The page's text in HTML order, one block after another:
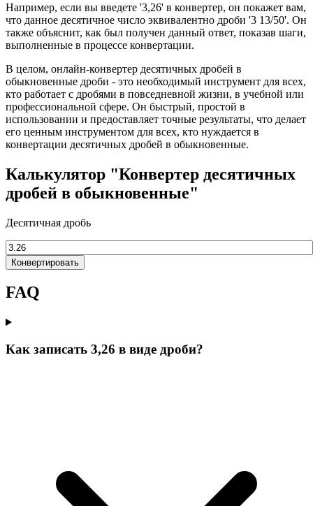
Например, если вы введете '3,26' в конвертер, он покажет вам,
что данное десятичное число эквивалентно дроби '3 13/50'. Он
также объяснит, как был получен данный ответ, показав шаги,
выполненные в процессе конвертации.
В целом, онлайн-конвертер десятичных дробей в
обыкновенные дроби - это необходимый инструмент для всех,
кто работает с дробями в повседневной жизни, в учебной или
профессиональной сфере. Он быстрый, простой в
использовании и предоставляет точные результаты, что делает
его ценным инструментом для всех, кто нуждается в
конвертации десятичных дробей в обыкновенные.
Калькулятор "Конвертер десятичных
дробей в обыкновенные"
Десятичная дробь
Конвертировать
FAQ
Как записать 3,26 в виде дроби?